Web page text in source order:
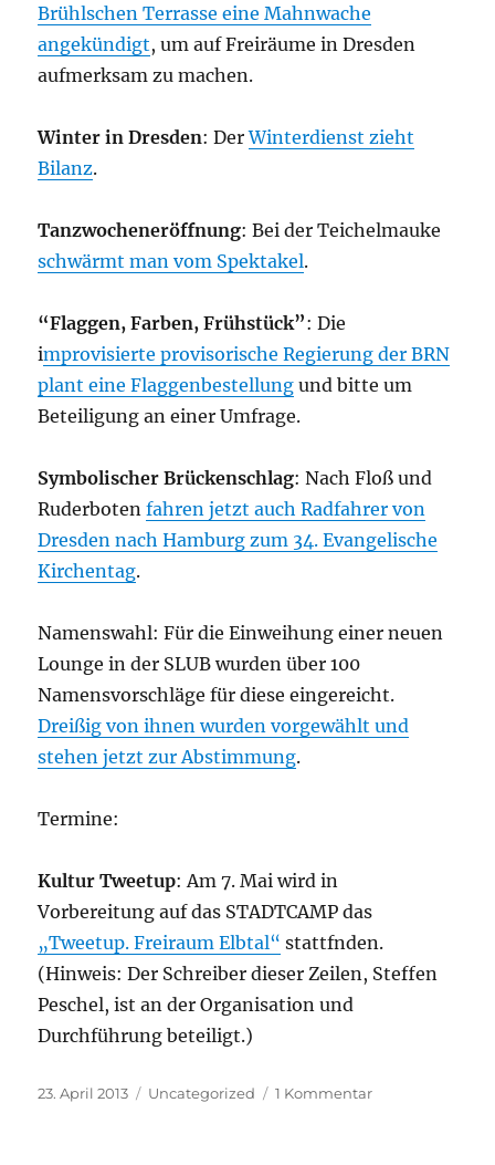
Brühlschen Terrasse eine Mahnwache
angekündigt, um auf Freiräume in Dresden
aufmerksam zu machen.
Winter in Dresden: DerWinterdienst zieht
Bilanz.
Tanzwocheneröffnung: Bei der Teichelmauke
schwärmt man vom Spektakel.
“Flaggen, Farben, Frühstück”: Die
improvisierte provisorische Regierung der BRN
plant eine Flaggenbestellung und bitte um
Beteiligung an einer Umfrage.
Symbolischer Brückenschlag: Nach Floß und
Ruderbotenfahren jetzt auch Radfahrer von
Dresden nach Hamburg zum 34. Evangelische
Kirchentag.
Namenswahl: Für die Einweihung einer neuen
Lounge in der SLUB wurden über 100
Namensvorschläge für diese eingereicht.
Dreißig von ihnen wurden vorgewählt und
stehen jetzt zur Abstimmung.
Termine:
Kultur Tweetup: Am 7. Mai wird in
Vorbereitung auf das STADTCAMP das
„Tweetup. Freiraum Elbtal“ stattfnden.
(Hinweis: Der Schreiber dieser Zeilen, Steffen
Peschel, ist an der Organisation und
Durchführung beteiligt.)
Veröffentlicht
23. April 2013 Kategorien
Uncategorized 1 Kommentarzu